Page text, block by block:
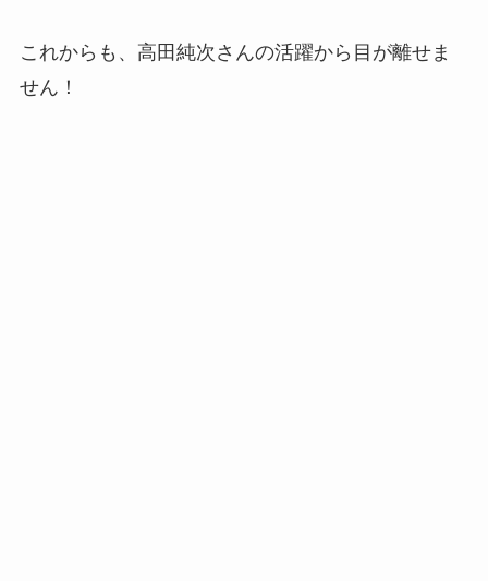
これからも、高田純次さんの活躍から目が離せま
せん！